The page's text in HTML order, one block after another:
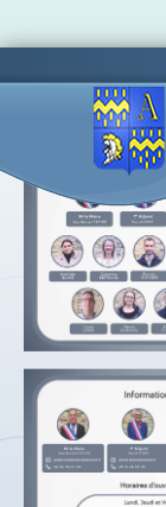
Accès lettres